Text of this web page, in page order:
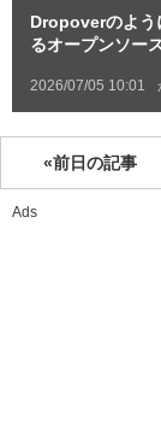
Dropoverのよう
るオープンソー
2026/07/05 10:01
«前日の記事
Ads